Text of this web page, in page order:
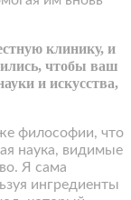
клинику, и
чтобы ваш
и искусства,
философии, что
наука, видимые
Я сама
ингредиенты